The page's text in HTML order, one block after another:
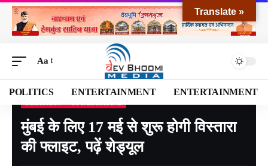
Aa
POLITICS ENTERTAINMENT ENTERTAINMENT
Devbhoomi Media>Blog >NATIONAL>UTTARAKHAND>DEHRADUN
मुंबई के लिए 17 मई से शुरू होगी विस्तारा
की फ्लाइट, पढ़ें शेड्यूल
Translate »